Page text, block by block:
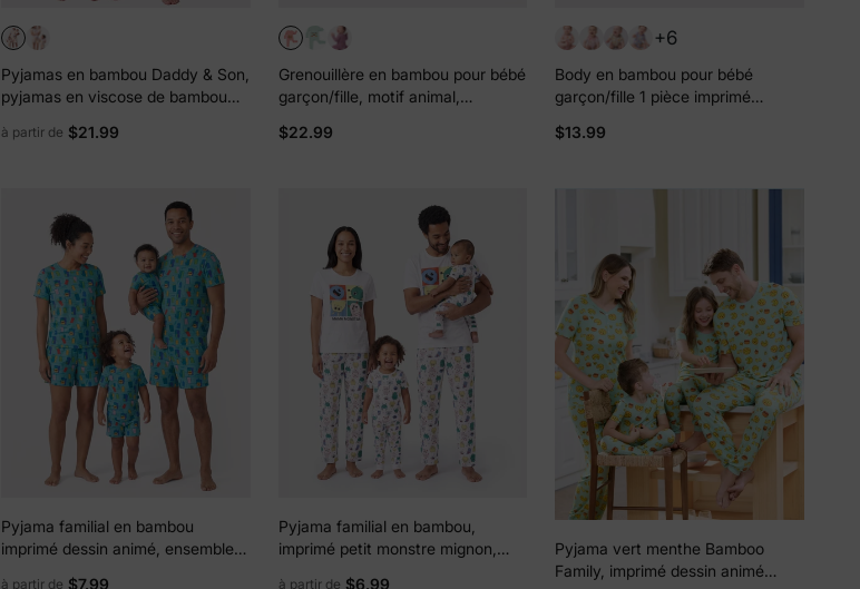
Pyjamas en bambou Daddy & Son,
pyjamas en viscose de bambou
enfants, tout-petits et bébés,
à partir de $21.99
Grenouillère en bambou pour bébé
garçon/fille, motif animal,
orange et rouge
$22.99
+6
Body en bambou pour bébé
garçon/fille 1 pièce imprimé
$13.99
Pyjama familial en bambou
imprimé dessin animé, ensemble
à partir de $7.99
Pyjama familial en bambou,
imprimé petit monstre mignon,
à partir de $6.99
Pyjama vert menthe Bamboo
Family, imprimé dessin animé